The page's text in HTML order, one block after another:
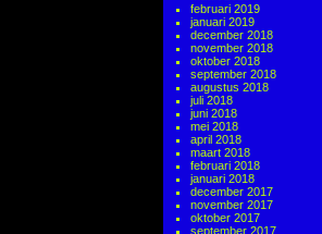
februari 2019
januari 2019
december 2018
november 2018
oktober 2018
september 2018
augustus 2018
juli 2018
juni 2018
mei 2018
april 2018
maart 2018
februari 2018
januari 2018
december 2017
november 2017
oktober 2017
september 2017